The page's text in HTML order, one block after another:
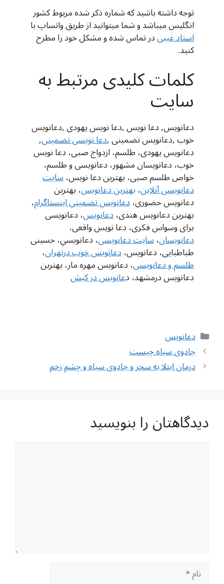
توجه داشته باشید که شماره ذکر شده مربوط کشور
انگلیس میباشد و شما میتوانید از طریق واتساپ با
استاد غیبیدر تماس شده و مشکل خود را مطرح
کنید.
کلمات کلیدی مرتبط به
سایت
دعانویس, دعا نویس ,دعا نویس یهودی ,دعانویس
خوب ,دعانویس تضمینی ,دعا نویسی تضمینی,
دعانویس یهودی، طلسم، ازدواج صبی، دعا نویس
خوب، دعانویسان مشهور، دعانویسی و طلسم،
خواص طلسم صبی، بهترین دعا نویس،سایت
دعانویسی آنلاین،بهترین دعانویس، بهترین
دعانویس حضوری،دعانویس تضمینی اینستاگرام،
بهترین دعانویس هندی،دعانويس، دعانویسی
برای وسواس فکری، دعا نویس واقعی،
دعانویسان،سایت دعانویسی، دعانويسي، حسینی
طباطبایی، دعانویس،دعانویس خوب درتهران،
طلسم و دعانویسی، دعانویس مهره مار، بهترین
دعانویس درمشهد، دعانویس در کیش
دسته‌ها
دعانویس
ناوبری
نوشته‌ها
جادوی سیاه چیست
درمان ابتلا به سحر و جادوی سیاه و چشم زخم
دیدگاهتان را بنویسید